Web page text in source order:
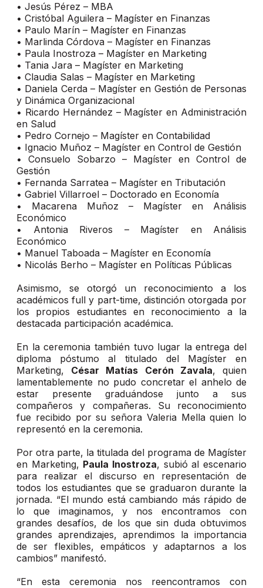
• Jesús Pérez – MBA
• Cristóbal Aguilera – Magíster en Finanzas
• Paulo Marín – Magíster en Finanzas
• Marlinda Córdova – Magíster en Finanzas
• Paula Inostroza – Magíster en Marketing
• Tania Jara – Magíster en Marketing
• Claudia Salas – Magíster en Marketing
• Daniela Cerda – Magíster en Gestión de Personas
y Dinámica Organizacional
• Ricardo Hernández – Magíster en Administración
en Salud
• Pedro Cornejo – Magíster en Contabilidad
• Ignacio Muñoz – Magíster en Control de Gestión
•
Consuelo Sobarzo – Magíster en Control de
Gestión
• Fernanda Sarratea – Magíster en Tributación
• Gabriel Villarroel – Doctorado en Economía
•
Macarena Muñoz – Magíster en Análisis
Económico
•
Antonia Riveros – Magíster en Análisis
Económico
• Manuel Taboada – Magíster en Economía
• Nicolás Berho – Magíster en Políticas Públicas
Asimismo, se otorgó un reconocimiento a los
académicos full y part-time, distinción otorgada por
los propios estudiantes en reconocimiento a la
destacada participación académica.
En la ceremonia también tuvo lugar la entrega del
diploma póstumo al titulado del Magíster en
Marketing, César Matías Cerón Zavala, quien
lamentablemente no pudo concretar el anhelo de
estar presente graduándose junto a sus
compañeros y compañeras. Su reconocimiento
fue recibido por su señora Valeria Mella quien lo
representó en la ceremonia.
Por otra parte, la titulada del programa de Magíster
en Marketing, Paula Inostroza, subió al escenario
para realizar el discurso en representación de
todos los estudiantes que se graduaron durante la
jornada. “El mundo está cambiando más rápido de
lo que imaginamos, y nos encontramos con
grandes desafíos, de los que sin duda obtuvimos
grandes aprendizajes, aprendimos la importancia
de ser flexibles, empáticos y adaptarnos a los
cambios” manifestó.
“En esta ceremonia nos reencontramos con